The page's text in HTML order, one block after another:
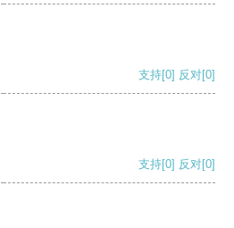
支持[0] 反对[0]
支持[0] 反对[0]